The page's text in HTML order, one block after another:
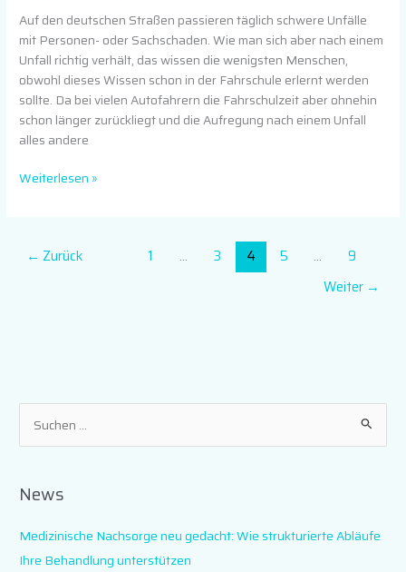
Auf den deutschen Straßen passieren täglich schwere Unfälle
mit Personen- oder Sachschaden. Wie man sich aber nach einem
Unfall richtig verhält, das wissen die wenigsten Menschen,
obwohl dieses Wissen schon in der Fahrschule erlernt werden
sollte. Da bei vielen Autofahrern die Fahrschulzeit aber ohnehin
schon länger zurückliegt und die Aufregung nach einem Unfall
alles andere
Weiterlesen »
← Zurück 1 … 3 4 5 …
9
Weiter →
u
h
News
Medizinische Nachsorge neu gedacht: Wie strukturierte Abläufe
Ihre Behandlung unterstützen